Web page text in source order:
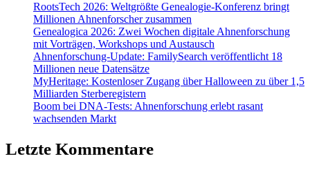
RootsTech 2026: Weltgrößte Genealogie-Konferenz bringt
Millionen Ahnenforscher zusammen
Genealogica 2026: Zwei Wochen digitale Ahnenforschung
mit Vorträgen, Workshops und Austausch
Ahnenforschung-Update: FamilySearch veröffentlicht 18
Millionen neue Datensätze
MyHeritage: Kostenloser Zugang über Halloween zu über 1,5
Milliarden Sterberegistern
Boom bei DNA-Tests: Ahnenforschung erlebt rasant
wachsenden Markt
Letzte Kommentare